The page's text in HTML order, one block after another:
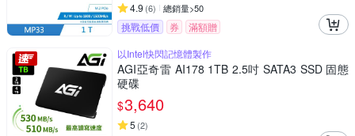
4.9 (6) 總銷量>50
挑戰低價 券
滿額贈
以Intel快閃記憶體製作
AGI亞奇雷 AI178 1TB 2.5吋 SATA3 SSD 固態
硬碟
$3,640
5 (2)